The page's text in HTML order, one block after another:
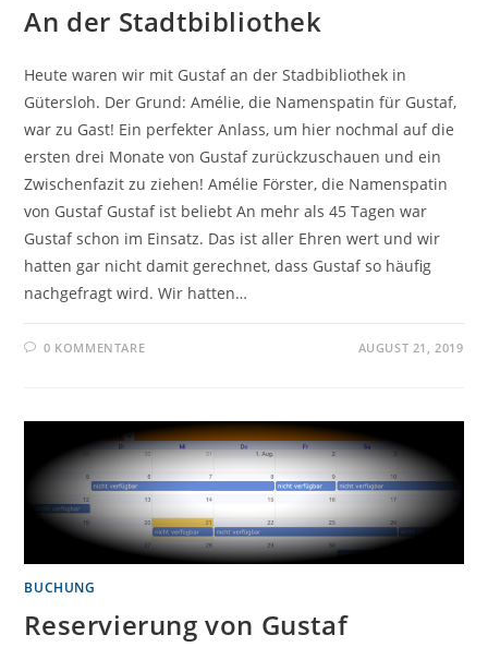
An der Stadtbibliothek
Heute waren wir mit Gustaf an der Stadbibliothek in
Gütersloh. Der Grund: Amélie, die Namenspatin für Gustaf,
war zu Gast! Ein perfekter Anlass, um hier nochmal auf die
ersten drei Monate von Gustaf zurückzuschauen und ein
Zwischenfazit zu ziehen! Amélie Förster, die Namenspatin
von Gustaf Gustaf ist beliebt An mehr als 45 Tagen war
Gustaf schon im Einsatz. Das ist aller Ehren wert und wir
hatten gar nicht damit gerechnet, dass Gustaf so häufig
nachgefragt wird. Wir hatten…
0 KOMMENTARE AUGUST 21, 2019
BUCHUNG
Reservierung von Gustaf